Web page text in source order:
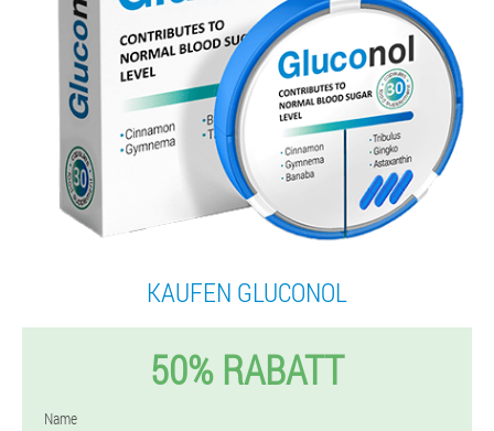
KAUFEN GLUCONOL
50% RABATT
Name